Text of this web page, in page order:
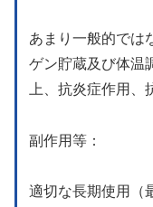
あまり一般的では
ゲン貯蔵及び体温
上、抗炎症作用、
副作用等：
適切な長期使用（